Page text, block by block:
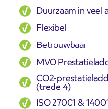
Duurzaam in veel
Flexibel
Betrouwbaar
MVO
CO2-
(trede 4)
ISO 27001 &